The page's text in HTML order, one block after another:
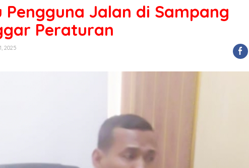
Pengguna
Jalan
di
Sampang
Pengguna Jalan di Sampang
Peraturan
2025